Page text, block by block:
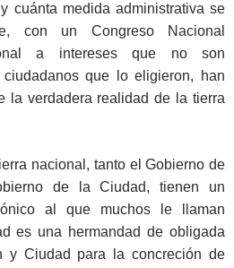
cuánta medida administrativa se
con un Congreso Nacional
a intereses que no son
que lo eligieron, han
la verdadera realidad de la tierra
nacional, tanto el Gobierno de
de la Ciudad, tienen un
al que muchos le llaman
es una hermandad de obligada
y Ciudad para la concreción de